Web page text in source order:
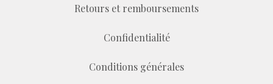
Retours et remboursements
Confidentialité
Conditions générales